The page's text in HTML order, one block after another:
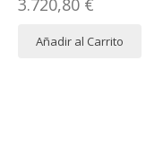
Añadir al Carrito